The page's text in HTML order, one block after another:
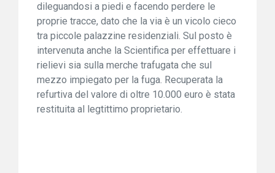
dileguandosi a piedi e facendo perdere le
proprie tracce, dato che la via è un vicolo cieco
tra piccole palazzine residenziali. Sul posto è
intervenuta anche la Scientifica per effettuare i
rielievi sia sulla merche trafugata che sul
mezzo impiegato per la fuga. Recuperata la
refurtiva del valore di oltre 10.000 euro è stata
restituita al legtittimo proprietario.